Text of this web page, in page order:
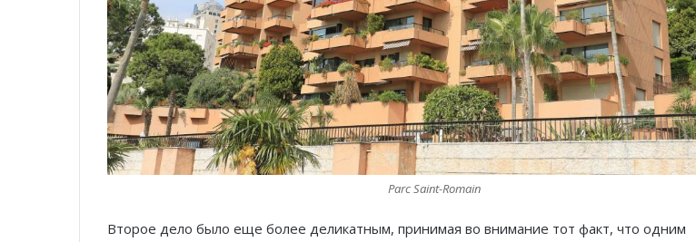
Parc Saint-Romain
Второе дело было еще более деликатным, принимая во внимание тот факт, что одним